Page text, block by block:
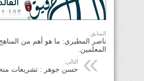
السابق:
ناصر المطيري: ما هو أهم من
المعلمين.
التالي:
حسن جوهر : تشريعات